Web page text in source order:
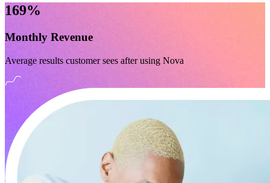
169%
Monthly Revenue
Average results customer sees after using Nova